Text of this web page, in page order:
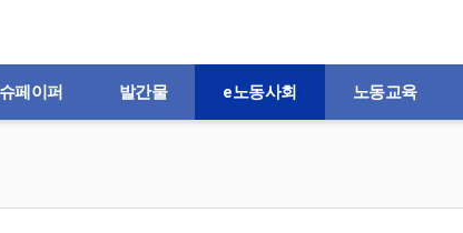
페이퍼 발간물 e노동사회 노동교육